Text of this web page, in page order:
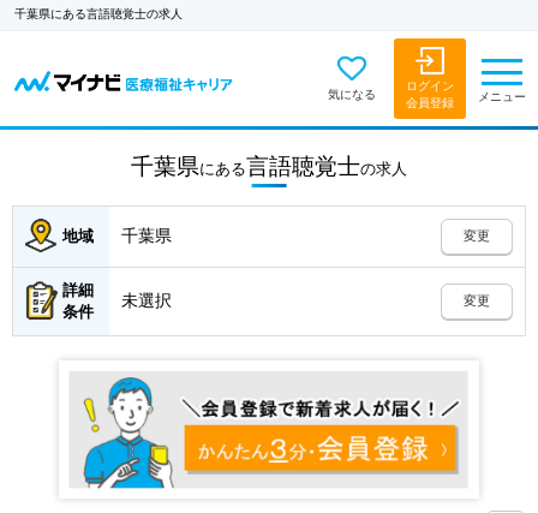
千葉県にある言語聴覚士の求人
気になる
ログイン
会員登録
メニュー
千葉県にある言語聴覚士の求人
地域 千葉県 変更
詳細
条件
未選択 変更